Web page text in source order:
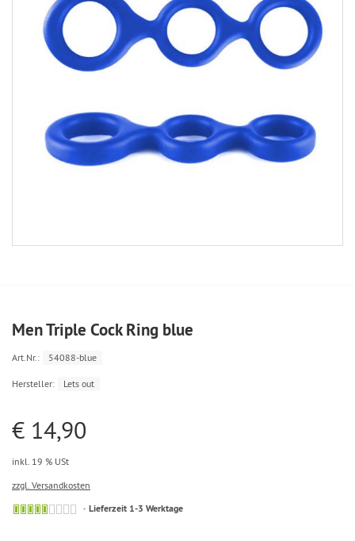
Men Triple Cock Ring blue
Art.Nr.: 54088-blue
Hersteller: Lets out
€ 14,90
inkl. 19 % USt
zzgl. Versandkosten
Lieferzeit 1-3 Werktage